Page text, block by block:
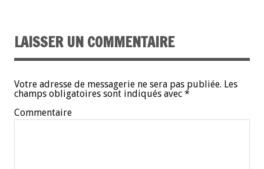
LAISSER UN COMMENTAIRE
Votre adresse de messagerie ne sera pas publiée. Les
champs obligatoires sont indiqués avec *
Commentaire